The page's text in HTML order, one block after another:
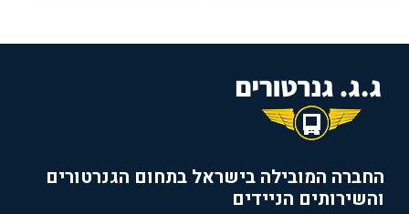
החברה המובילה בישראל בתחום הגנרטורים
והשירותים הניידים